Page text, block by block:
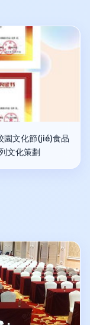
文化節(jié)食品
文化策劃